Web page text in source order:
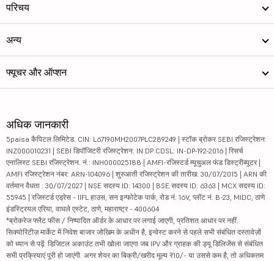
परिचय
अन्य
फ्यूचर और ऑप्शन
अधिक जानकारी
5paisa कैपिटल लिमिटेड. CIN: L67190MH2007PLC289249 | स्टॉक ब्रोकर SEBI रजिस्ट्रेशन:
INZ000010231 | SEBI डिपॉजिटरी रजिस्ट्रेशन: IN DP CDSL: IN-DP-192-2016 | रिसर्च
एनालिस्ट SEBI रजिस्ट्रेशन. नं.: INH000025188 | AMFI-रजिस्टर्ड म्यूचुअल फंड डिस्ट्रीब्यूटर |
AMFI रजिस्ट्रेशन नंबर: ARN-104096 | शुरुआती रजिस्ट्रेशन की तारीख: 30/07/2015 | ARN की
वर्तमान वैधता : 30/07/2027 | NSE सदस्य ID: 14300 | BSE सदस्य ID: 6363 | MCX सदस्य ID:
55945 | रजिस्टर्ड एड्रेस - IIFL हाउस, सन इन्फोटेक पार्क, रोड नं. 16V, प्लॉट नं. B-23, MIDC, ठाणे
इंडस्ट्रियल एरिया, वाघले एस्टेट, ठाणे, महाराष्ट्र - 400604
*ब्रोकरेज फ्लैट फीस / निष्पादित ऑर्डर के आधार पर लगाई जाएगी, प्रतिशत आधार पर नहीं.
सिक्योरिटीज़ मार्केट में निवेश बाजार जोखिम के अधीन है, इन्वेस्ट करने से पहले सभी संबंधित दस्तावेज़ों
को ध्यान से पढ़ें. डिजिटल अकाउंट तभी खोला जाएगा जब IPV और ग्राहक की ड्यू डिलिजेंस से संबंधित
सभी प्रक्रियाएं पूरी हो जाएंगी. अगर शेयर का बिक्री/खरीद मूल्य ₹10/- या उससे कम है, तो अधिकतम